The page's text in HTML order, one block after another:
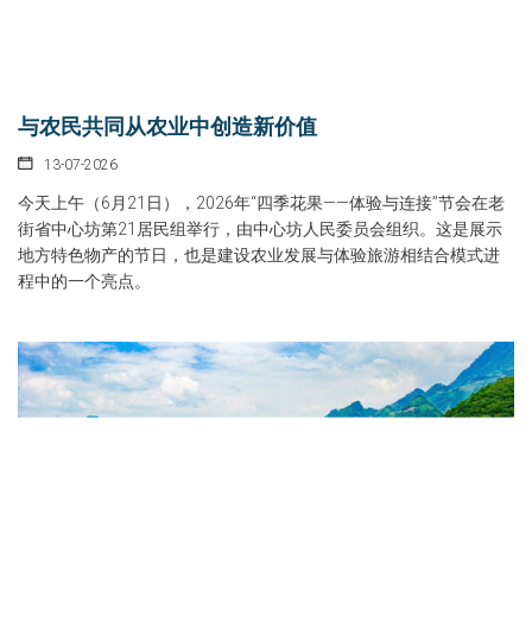
与农民共同从农业中创造新价值
13-07-2026
今天上午（6月21日），2026年“四季花果——体验与连接”节会在老
街省中心坊第21居民组举行，由中心坊人民委员会组织。这是展示
地方特色物产的节日，也是建设农业发展与体验旅游相结合模式进
程中的一个亮点。